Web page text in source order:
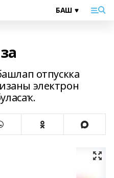
отпускка
электрон